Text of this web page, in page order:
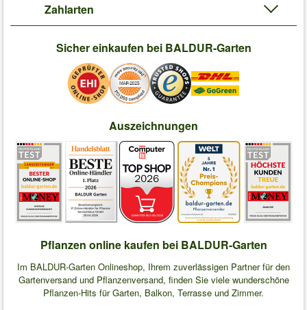
Zahlarten
Sicher einkaufen bei BALDUR-Garten
Auszeichnungen
Pflanzen online kaufen bei BALDUR-Garten
Im BALDUR-Garten Onlineshop, Ihrem zuverlässigen Partner für den
Gartenversand und Pflanzenversand, finden Sie viele wunderschöne
Pflanzen-Hits für Garten, Balkon, Terrasse und Zimmer.